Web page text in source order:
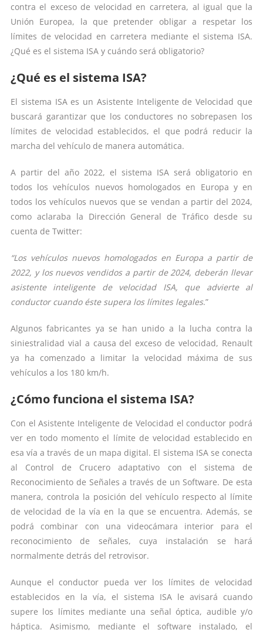
contra el exceso de velocidad en carretera, al igual que la
Unión Europea, la que pretender obligar a respetar los
límites de velocidad en carretera mediante el sistema ISA.
¿Qué es el sistema ISA y cuándo será obligatorio?
¿Qué es el sistema ISA?
El sistema ISA es un Asistente Inteligente de Velocidad que
buscará garantizar que los conductores no sobrepasen los
límites de velocidad establecidos, el que podrá reducir la
marcha del vehículo de manera automática.
A partir del año 2022, el sistema ISA será obligatorio en
todos los vehículos nuevos homologados en Europa y en
todos los vehículos nuevos que se vendan a partir del 2024,
como aclaraba la Dirección General de Tráfico desde su
cuenta de Twitter:
“Los vehículos nuevos homologados en Europa a partir de
2022, y los nuevos vendidos a partir de 2024, deberán llevar
asistente inteligente de velocidad ISA, que advierte al
conductor cuando éste supera los límites legales.”
Algunos fabricantes ya se han unido a la lucha contra la
siniestralidad vial a causa del exceso de velocidad, Renault
ya ha comenzado a limitar la velocidad máxima de sus
vehículos a los 180 km/h.
¿Cómo funciona el sistema ISA?
Con el Asistente Inteligente de Velocidad el conductor podrá
ver en todo momento el límite de velocidad establecido en
esa vía a través de un mapa digital. El sistema ISA se conecta
al Control de Crucero adaptativo con el sistema de
Reconocimiento de Señales a través de un Software. De esta
manera, controla la posición del vehículo respecto al límite
de velocidad de la vía en la que se encuentra. Además, se
podrá combinar con una videocámara interior para el
reconocimiento de señales, cuya instalación se hará
normalmente detrás del retrovisor.
Aunque el conductor pueda ver los límites de velocidad
establecidos en la vía, el sistema ISA le avisará cuando
supere los límites mediante una señal óptica, audible y/o
háptica. Asimismo, mediante el software instalado, el